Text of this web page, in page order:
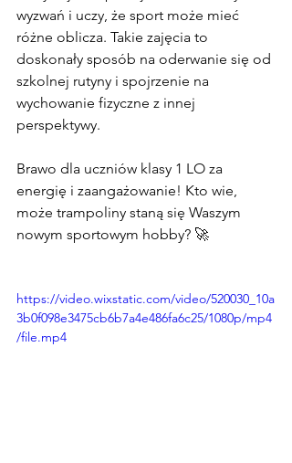
wyzwań i uczy, że sport może mieć
różne oblicza. Takie zajęcia to
doskonały sposób na oderwanie się od
szkolnej rutyny i spojrzenie na
wychowanie fizyczne z innej
perspektywy.
Brawo dla uczniów klasy 1 LO za
energię i zaangażowanie! Kto wie,
może trampoliny staną się Waszym
nowym sportowym hobby? 🚀
https://video.wixstatic.com/video/520030_10a
3b0f098e3475cb6b7a4e486fa6c25/1080p/mp4
/file.mp4